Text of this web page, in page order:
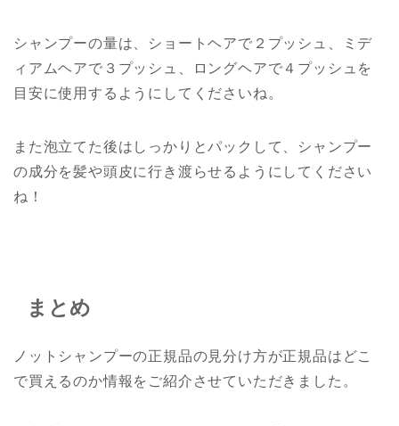
シャンプーの量は、ショートヘアで２プッシュ、ミデ
ィアムヘアで３プッシュ、ロングヘアで４プッシュを
目安に使用するようにしてくださいね。
また泡立てた後はしっかりとパックして、シャンプー
の成分を髪や頭皮に行き渡らせるようにしてください
ね！
まとめ
ノットシャンプーの正規品の見分け方が正規品はどこ
で買えるのか情報をご紹介させていただきました。